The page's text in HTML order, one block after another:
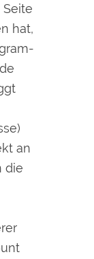
hat,
an
die